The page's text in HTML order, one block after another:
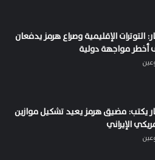
التوترات الإقليمية وصراع هرمز يدفعان
أخطر مواجهة دولية
يكتب: مضيق هرمز يعيد تشكيل موازين
الإيراني